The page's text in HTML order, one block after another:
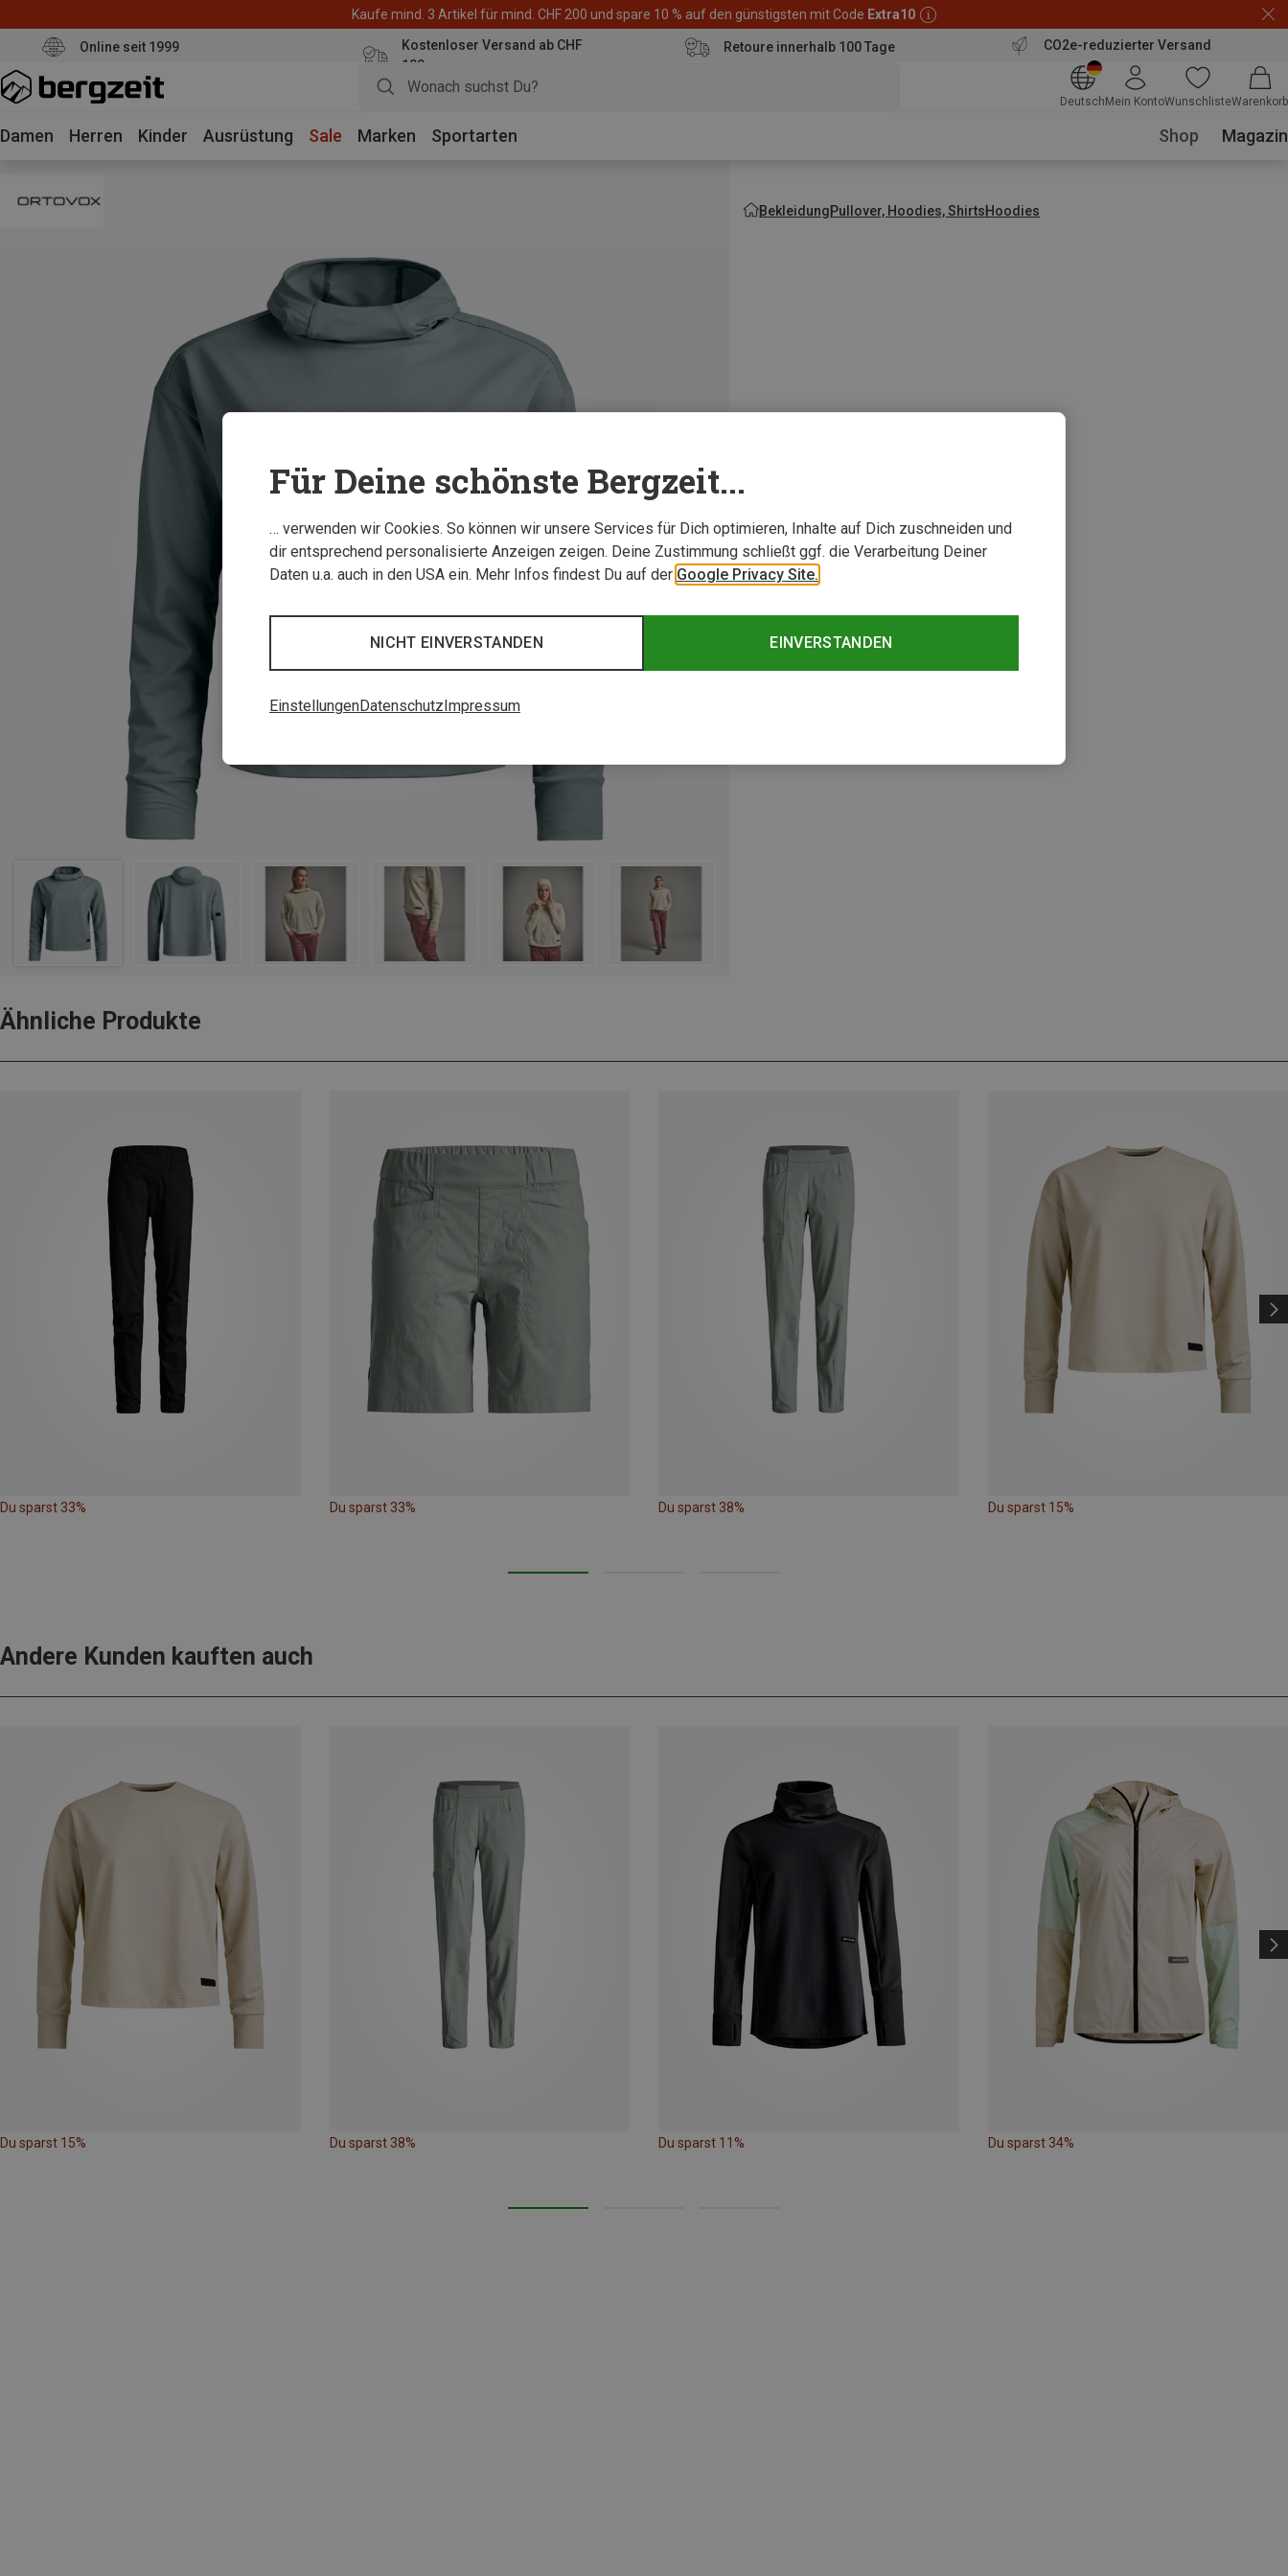
Kaufe mind. 3 Artikel für mind. CHF 200 und spare 10 % auf den günstigsten mit Code Extra10
Online seit 1999
Kostenloser Versand ab CHF
100
Retoure innerhalb 100 Tage CO2e-reduzierter Versand
Deutsch Mein KontoWunschlisteWarenkorb
Damen Herren Kinder Ausrüstung Sale Marken Sportarten Shop Magazin
BekleidungPullover, Hoodies, ShirtsHoodies
Ähnliche Produkte
Du sparst 33% Du sparst 33% Du sparst 38% Du sparst 15%
Andere Kunden kauften auch
Du sparst 15% Du sparst 38% Du sparst 11% Du sparst 34%
Für Deine schönste Bergzeit...
… verwenden wir Cookies. So können wir unsere Services für Dich optimieren, Inhalte auf Dich zuschneiden und
dir entsprechend personalisierte Anzeigen zeigen. Deine Zustimmung schließt ggf. die Verarbeitung Deiner
Daten u.a. auch in den USA ein. Mehr Infos findest Du auf der Google Privacy Site.
EINVERSTANDEN
NICHT EINVERSTANDEN
EinstellungenDatenschutz Impressum